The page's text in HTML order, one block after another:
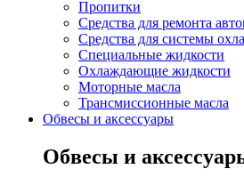
Пропитки
Средства для ремонта
Средства для системы
Специальные жидкости
Охлаждающие жидкости
Моторные масла
Трансмиссионные масла
Обвесы и аксессуары
Обвесы и